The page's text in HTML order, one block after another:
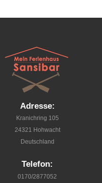
Adresse:
Kranichring 105
24321 Hohwacht
Deutschland
Telefon:
0170/2877052